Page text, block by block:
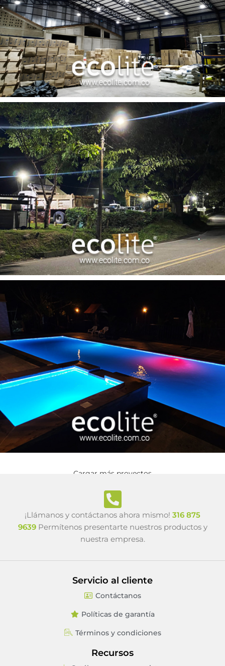
Marplas
Cargar más proyectos
¡Llámanos y contáctanos ahora mismo! 316 875
9639Permítenos presentarte nuestros productos y
nuestra empresa.
Servicio al cliente
Contáctanos
Políticas de garantía
Términos y condiciones
Recursos